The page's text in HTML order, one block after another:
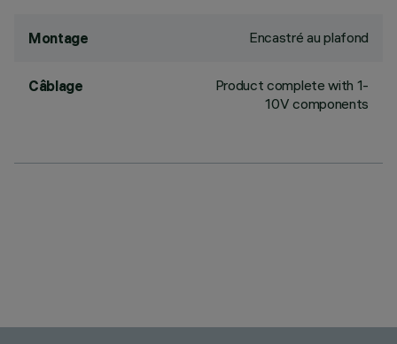
Montage Encastré au plafond
Câblage
Product complete with 1-
10V components